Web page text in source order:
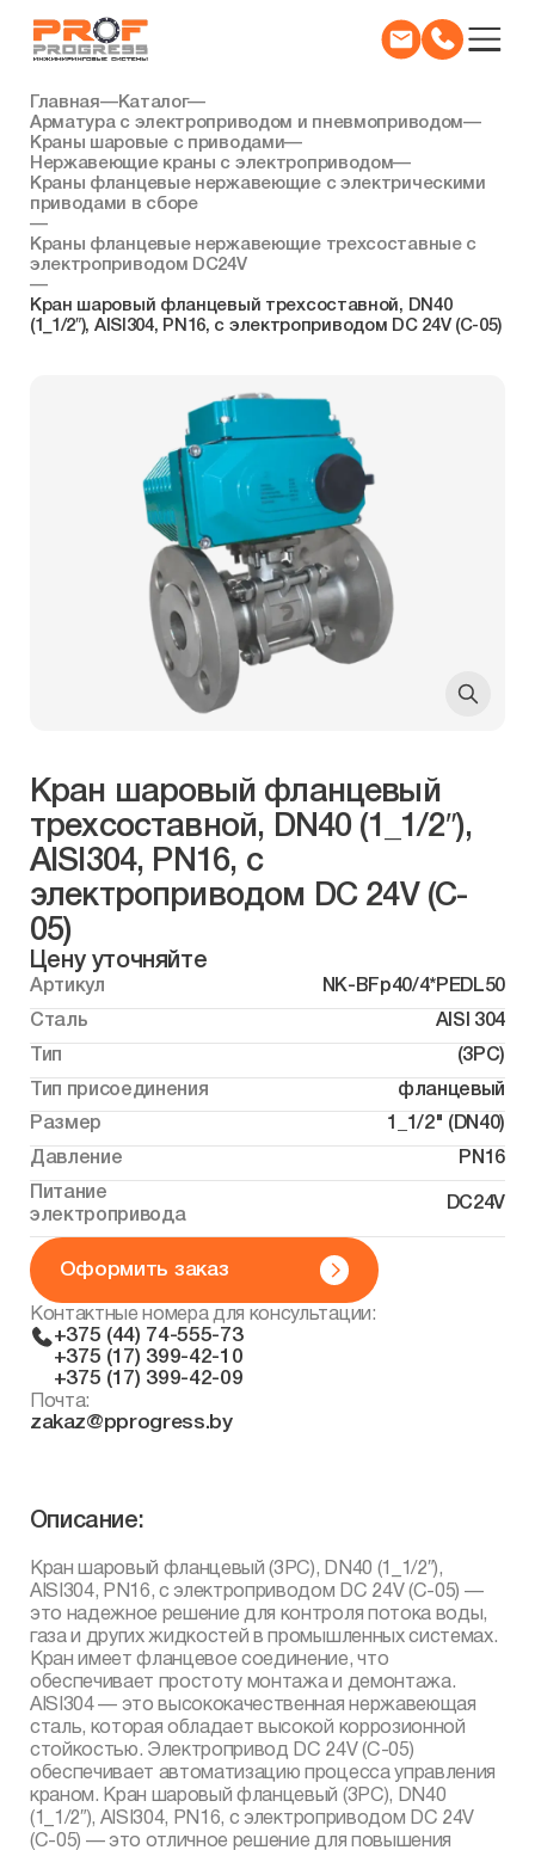
Главная—Каталог—
Арматура с электроприводом и пневмоприводом—
Краны шаровые с приводами—
Нержавеющие краны с электроприводом—
Краны фланцевые нержавеющие с электрическими
приводами в сборе
—
Краны фланцевые нержавеющие трехсоставные с
электроприводом DC24V
—
Кран шаровый фланцевый трехсоставной, DN40
(1_1/2″), AISI304, PN16, с электроприводом DC 24V (C-05)
Кран шаровый фланцевый
трехсоставной, DN40 (1_1/2″),
AISI304, PN16, с
электроприводом DC 24V (C-
05)
Цену уточняйте
Артикул
NK-BFp40/4*PEDL50
Сталь
AISI 304
Тип
(3PC)
Тип присоединения
фланцевый
Размер
1_1/2" (DN40)
Давление
PN16
Питание
электропривода
DC24V
Оформить заказ
Контактные номера для консультации:
+375 (44) 74-555-73
+375 (17) 399-42-10
+375 (17) 399-42-09
Почта:
zakaz@pprogress.by
Описание:
Кран шаровый фланцевый (3PC), DN40 (1_1/2″),
AISI304, PN16, с электроприводом DC 24V (С-05) —
это надежное решение для контроля потока воды,
газа и других жидкостей в промышленных системах.
Кран имеет фланцевое соединение, что
обеспечивает простоту монтажа и демонтажа.
AISI304 — это высококачественная нержавеющая
сталь, которая обладает высокой коррозионной
стойкостью. Электропривод DC 24V (С-05)
обеспечивает автоматизацию процесса управления
краном. Кран шаровый фланцевый (3PC), DN40
(1_1/2″), AISI304, PN16, с электроприводом DC 24V
(С-05) — это отличное решение для повышения